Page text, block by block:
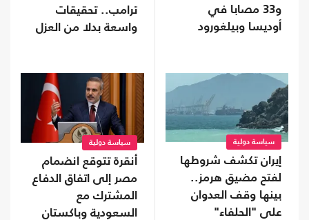
و33 مصابا في
أوديسا وبيلغورود
ترامب.. تحقيقات
واسعة بدلا من العزل
سياسة دولية
إيران تكشف شروطها
لفتح مضيق هرمز..
بينها وقف العدوان
على "الحلفاء"
سياسة دولية
أنقرة تتوقع انضمام
مصر إلى اتفاق الدفاع
المشترك مع
السعودية وباكستان